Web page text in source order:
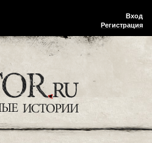
Вход
Регистрация